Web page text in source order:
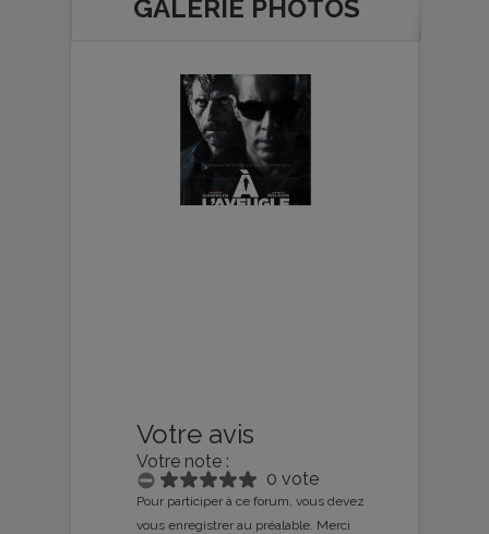
GALERIE PHOTOS
Votre avis
Votre note :
0 vote
Pour participer à ce forum, vous devez
vous enregistrer au préalable. Merci